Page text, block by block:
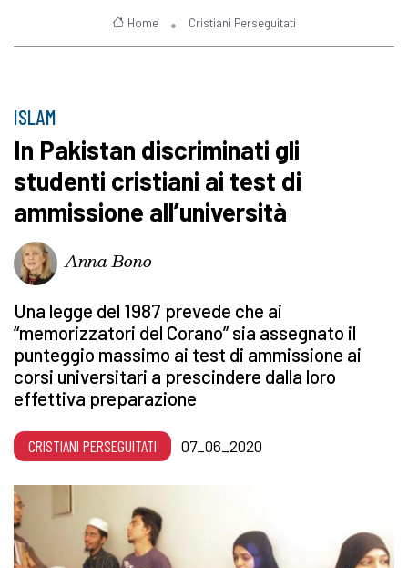
Home Cristiani Perseguitati
ISLAM
In Pakistan discriminati gli
studenti cristiani ai test di
ammissione all’università
Anna Bono
Una legge del 1987 prevede che ai
“memorizzatori del Corano” sia assegnato il
punteggio massimo ai test di ammissione ai
corsi universitari a prescindere dalla loro
effettiva preparazione
CRISTIANI PERSEGUITATI 07_06_2020